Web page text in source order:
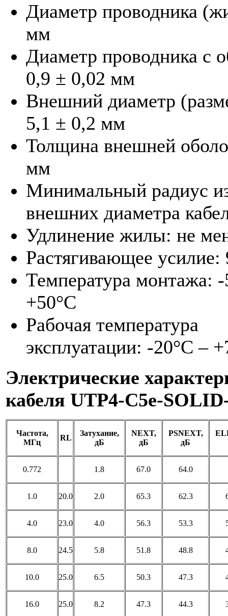
Диаметр проводника
мм
Диаметр проводника с
0,9 ± 0,02 мм
Внешний диаметр
5,1 ± 0,2 мм
Толщина внешней
мм
Минимальный радиус
внешних диаметра
Удлинение жилы: не
Растягивающее усилие:
Температура монтажа: -
+50°C
Рабочая температура
эксплуатации: -20°C –
Электрические
кабеля UTP4-C5e-
Частота,
МГц
RL
Затухание,
дБ
NEXT,
дБ
PSNEXT,
дБ
0.772 1.8 67.0 64.0
1.0 20.0 2.0 65.3 62.3
4.0 23.0 4.0 56.3 53.3
8.0 24.5 5.8 51.8 48.8
10.0 25.0 6.5 50.3 47.3
16.0 25.0 8.2 47.3 44.3